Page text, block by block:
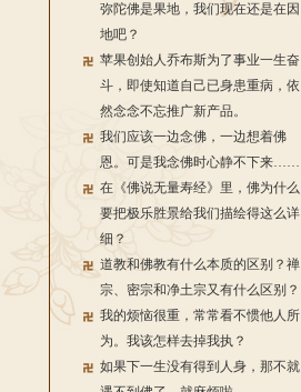
弥陀佛是果地，我们现在还是在因
地吧？
苹果创始人乔布斯为了事业一生奋
斗，即使知道自己已身患重病，依
然念念不忘推广新产品。
我们应该一边念佛，一边想着佛
恩。可是我念佛时心静不下来……
在《佛说无量寿经》里，佛为什么
要把极乐胜景给我们描绘得这么详
细？
道教和佛教有什么本质的区别？禅
宗、密宗和净土宗又有什么区别？
我的烦恼很重，常常看不惯他人所
为。我该怎样去掉我执？
如果下一生没有得到人身，那不就